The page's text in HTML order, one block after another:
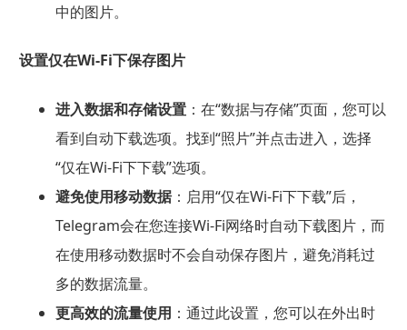
中的图片。
设置仅在Wi-Fi下保存图片
进入数据和存储设置：在“数据与存储”页面，您可以
看到自动下载选项。找到“照片”并点击进入，选择
“仅在Wi-Fi下下载”选项。
避免使用移动数据：启用“仅在Wi-Fi下下载”后，
Telegram会在您连接Wi-Fi网络时自动下载图片，而
在使用移动数据时不会自动保存图片，避免消耗过
多的数据流量。
更高效的流量使用 ：通过此设置，您可以在外出时